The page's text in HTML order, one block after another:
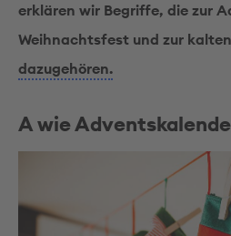
erklären wir Begriffe, die zur
Weihnachtsfest und zur
dazugehören.
A wie